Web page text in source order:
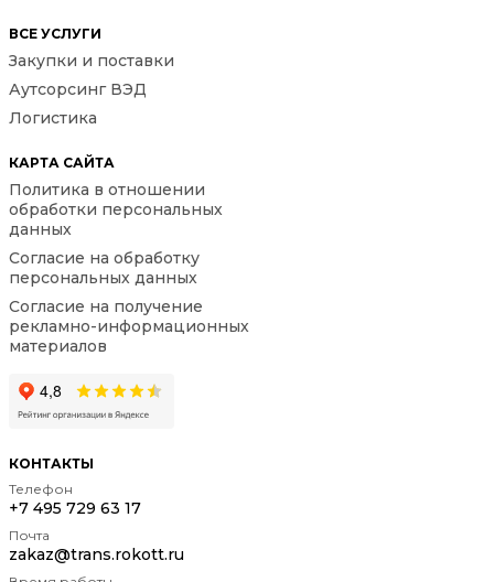
ВСЕ УСЛУГИ
Закупки и поставки
Аутсорсинг ВЭД
Логистика
КАРТА САЙТА
Политика в отношении
обработки персональных
данных
Согласие на обработку
персональных данных
Согласие на получение
рекламно-информационных
материалов
КОНТАКТЫ
Телефон
+7 495 729 63 17
Почта
zakaz@trans.rokott.ru